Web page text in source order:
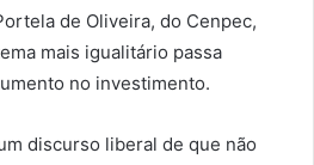
de Oliveira, do Cenpec,
mais igualitário passa
no investimento.
discurso liberal de que não